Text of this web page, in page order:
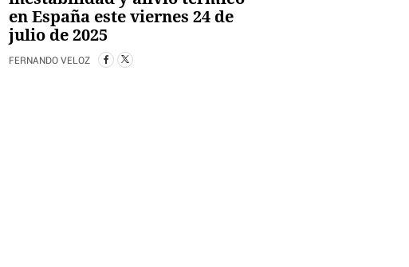
en España este viernes 24 de
julio de 2025
FERNANDO VELOZ